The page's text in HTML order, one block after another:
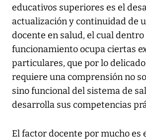
educativos superiores es el
actualización y continuidad de
docente en salud, el cual dentro
funcionamiento ocupa ciertas
particulares, que por lo
requiere una comprensión no
sino funcional del sistema de
desarrolla sus competencias
El factor docente por mucho es